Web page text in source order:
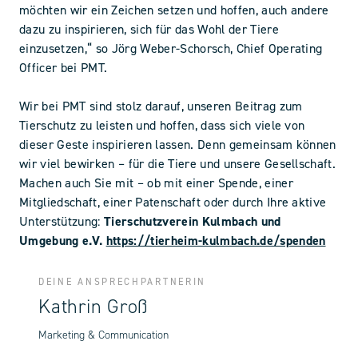
möchten wir ein Zeichen setzen und hoffen, auch andere
dazu zu inspirieren, sich für das Wohl der Tiere
einzusetzen,“ so Jörg Weber-Schorsch, Chief Operating
Officer bei PMT.
Wir bei PMT sind stolz darauf, unseren Beitrag zum
Tierschutz zu leisten und hoffen, dass sich viele von
dieser Geste inspirieren lassen. Denn gemeinsam können
wir viel bewirken – für die Tiere und unsere Gesellschaft.
Machen auch Sie mit – ob mit einer Spende, einer
Mitgliedschaft, einer Patenschaft oder durch Ihre aktive
Unterstützung: Tierschutzverein Kulmbach und
Umgebung e.V. https://tierheim-kulmbach.de/spenden
DEINE ANSPRECHPARTNERIN
Kathrin Groß
Marketing & Communication